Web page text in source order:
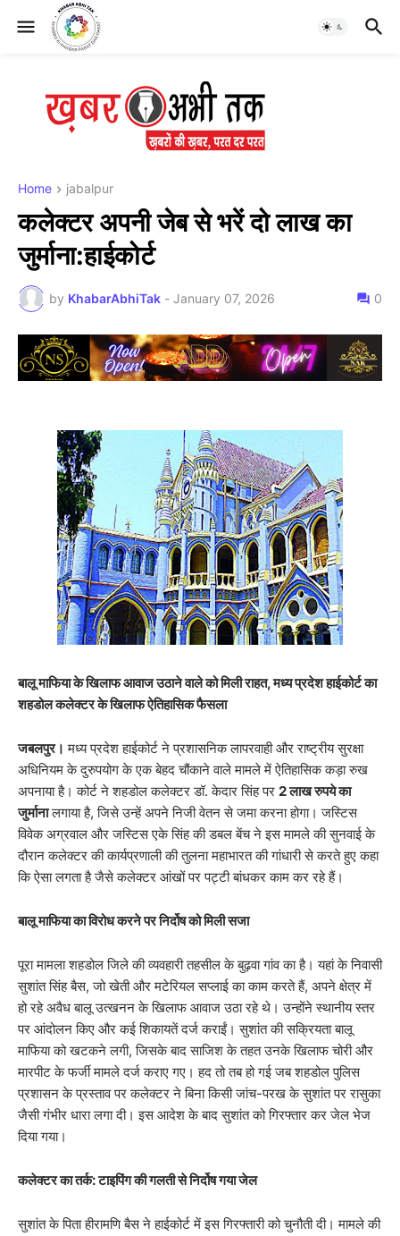
Home jabalpur
कलेक्टर अपनी जेब से भरें दो लाख का
जुर्माना:हाईकोर्ट
by KhabarAbhiTak - January 07, 2026 0
बालू माफिया के खिलाफ आवाज उठाने वाले को मिली राहत, मध्य प्रदेश हाईकोर्ट का
शहडोल कलेक्टर के खिलाफ ऐतिहासिक फैसला
जबलपुर। मध्य प्रदेश हाईकोर्ट ने प्रशासनिक लापरवाही और राष्ट्रीय सुरक्षा
अधिनियम के दुरुपयोग के एक बेहद चौंकाने वाले मामले में ऐतिहासिक कड़ा रुख
अपनाया है। कोर्ट ने शहडोल कलेक्टर डॉ. केदार सिंह पर 2 लाख रुपये का
जुर्मानालगाया है, जिसे उन्हें अपने निजी वेतन से जमा करना होगा। जस्टिस
विवेक अग्रवाल और जस्टिस एके सिंह की डबल बेंच ने इस मामले की सुनवाई के
दौरान कलेक्टर की कार्यप्रणाली की तुलना महाभारत की गांधारी से करते हुए कहा
कि ऐसा लगता है जैसे कलेक्टर आंखों पर पट्टी बांधकर काम कर रहे हैं।
बालू माफिया का विरोध करने पर निर्दोष को मिली सजा
​पूरा मामला शहडोल जिले की व्यवहारी तहसील के बुढ़वा गांव का है। यहां के निवासी
सुशांत सिंह बैस, जो खेती और मटेरियल सप्लाई का काम करते हैं, अपने क्षेत्र में
हो रहे अवैध बालू उत्खनन के खिलाफ आवाज उठा रहे थे। उन्होंने स्थानीय स्तर
पर आंदोलन किए और कई शिकायतें दर्ज कराईं। सुशांत की सक्रियता बालू
माफिया को खटकने लगी, जिसके बाद साजिश के तहत उनके खिलाफ चोरी और
मारपीट के फर्जी मामले दर्ज कराए गए। हद तो तब हो गई जब शहडोल पुलिस
प्रशासन के प्रस्ताव पर कलेक्टर ने बिना किसी जांच-परख के सुशांत पर रासुका
जैसी गंभीर धारा लगा दी। इस आदेश के बाद सुशांत को गिरफ्तार कर जेल भेज
दिया गया।
कलेक्टर का तर्क: टाइपिंग की गलती से निर्दोष गया जेल
​सुशांत के पिता हीरामणि बैस ने हाईकोर्ट में इस गिरफ्तारी को चुनौती दी। मामले की